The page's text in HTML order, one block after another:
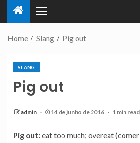
Home Slang Pig out
SLANG
Pig out
admin 14 de junho de 2016 1 min read
Pig out:eat too much; overeat (comer